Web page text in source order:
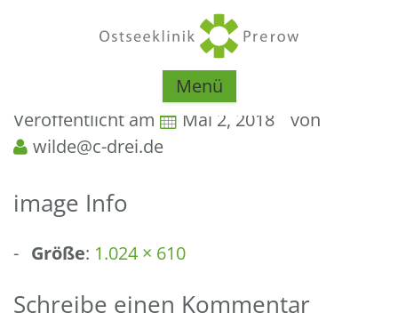
Menü
Veröffentlicht am
Mai 2, 2018
von
wilde@c-drei.de
image Info
Größe: 1.024 × 610
Schreibe einen Kommentar